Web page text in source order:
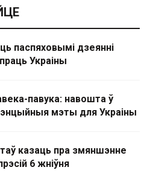
паспяховымі дзеянні
Украіны
павука: навошта ў
мэты для Украіны
казаць пра змяншэнне
6 жніўня